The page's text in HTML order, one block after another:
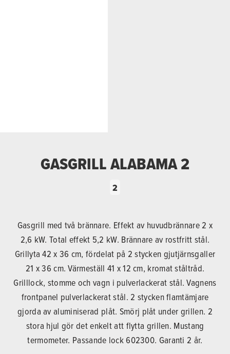
GASGRILL ALABAMA 2
2
Gasgrill med två brännare. Effekt av huvudbrännare 2 x
2,6 kW. Total effekt 5,2 kW. Brännare av rostfritt stål.
Grillyta 42 x 36 cm, fördelat på 2 stycken gjutjärnsgaller
21 x 36 cm. Värmeställ 41 x 12 cm, kromat ståltråd.
Grilllock, stomme och vagn i pulverlackerat stål. Vagnens
frontpanel pulverlackerat stål. 2 stycken flamtämjare
gjorda av aluminiserad plåt. Smörj plåt under grillen. 2
stora hjul gör det enkelt att flytta grillen. Mustang
termometer. Passande lock 602300. Garanti 2 år.